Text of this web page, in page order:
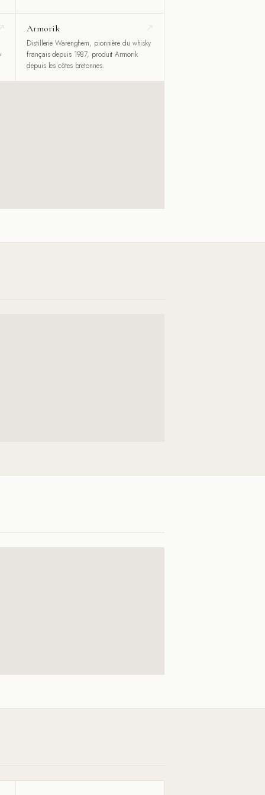
Armorik
Distillerie Warenghem, pionnière du whisky
français depuis 1987, produit Armorik
depuis les côtes bretonnes.